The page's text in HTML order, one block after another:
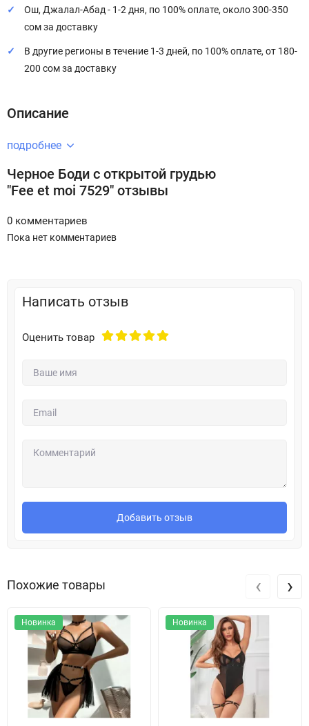
Ош, Джалал-Абад - 1-2 дня, по 100% оплате, около 300-350
сом за доставку
В другие регионы в течение 1-3 дней, по 100% оплате, от 180-
200 сом за доставку
Описание
подробнее
Черное Боди с открытой грудью
"Fee et moi 7529" отзывы
0 комментариев
Пока нет комментариев
Написать отзыв
Оценить товар
Добавить отзыв
Похожие товары
Новинка Новинка
‹ ›